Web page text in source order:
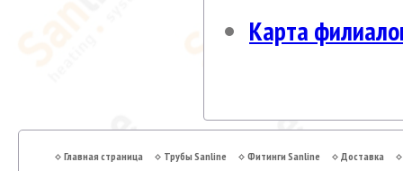
Карта
Главная страница Трубы Sanline Фитинги Sanline Доставка